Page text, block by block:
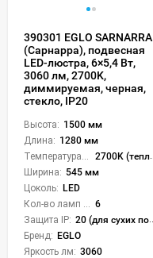
390301 EGLO SARNARRA
(Сарнарра), подвесная
LED-люстра, 6×5,4 Вт,
3060 лм, 2700K,
диммируемая, черная,
стекло, IP20
Высота: 1500 мм
Длина: 1280 мм
2700K (теплый)
Ширина: 545 мм
Цоколь: LED
6
Защита IP: 20 (для сухих пом.)
Бренд: EGLO
Яркость лм: 3060